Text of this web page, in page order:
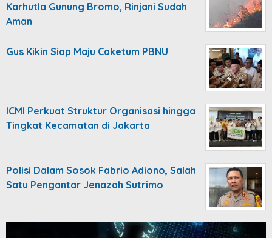
Karhutla Gunung Bromo, Rinjani Sudah
Aman
Gus Kikin Siap Maju Caketum PBNU
ICMI Perkuat Struktur Organisasi hingga
Tingkat Kecamatan di Jakarta
Polisi Dalam Sosok Fabrio Adiono, Salah
Satu Pengantar Jenazah Sutrimo